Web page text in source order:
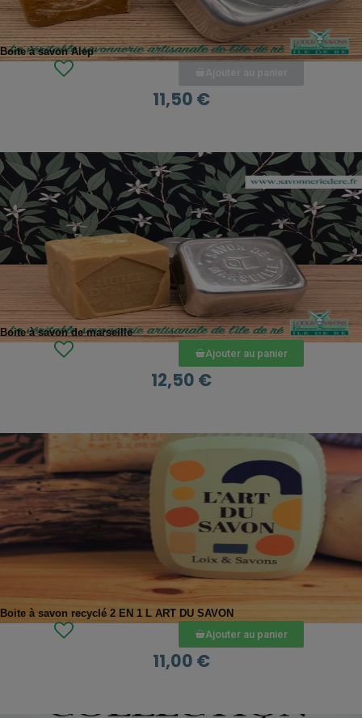
APERÇU RAPIDE
Boite à savon Alep
11,50 €
APERÇU RAPIDE
Boite à savon de marseille
Ajouter au panier
12,50 €
APERÇU RAPIDE
Boite à savon recyclé 2 EN 1 L ART DU SAVON
Ajouter au panier
11,00 €